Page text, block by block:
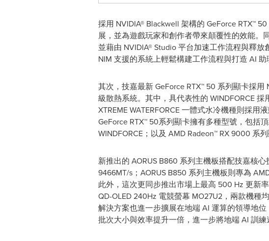
採用 NVIDIA® Blackwell 架構的 GeForce RTX™
展，並為遊戲玩家和創作者帶來顛覆性的效能。
並藉由 NVIDIA® Studio 平台加速工作流程與釋
NIM 支援的系統上輕鬆構建工作流程與打造 AI 助
其次，技嘉最新 GeForce RTX™ 50 系列顯卡採
級散熱系統。其中，具代表性的 WINDFORCE
XTREME WATERFORCE 一體式水冷機種則採
GeForce RTX™ 50系列顯卡擁有多種型號，包括頂
WINDFORCE；以及 AMD Radeon™ RX 9000 系
新推出的 AORUS B860 系列主機板搭配技嘉核
9466MT/s；AORUS B850 系列主機板則專為
此外，這次更同步推出市場上最高 500 Hz 更新
QD-OLED 240Hz 電競螢幕 MO27U2，兩款機種
解決方案也進一步擴展在地端 AI 運算的領導地
批次大小與效率提升一倍，進一步將地端 AI 訓練